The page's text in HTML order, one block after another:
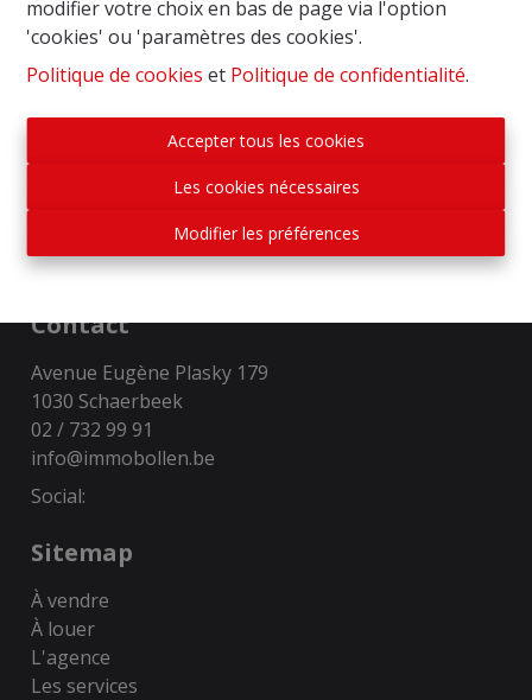
modifier votre choix en bas de page via l'option
'cookies' ou 'paramètres des cookies'.
Politique de cookies et Politique de confidentialité.
Accepter tous les cookies
Les cookies nécessaires
Modifier les préférences
Autorité de surveillance:
Institut professionnel des courtiers immobiliers,
Luxemburgstraat 16B 1000 Bruxelles. Sous
les devoirs de l\'agent immobilier
Privacy statement-Disclaimer
Contact
Avenue Eugène Plasky 179
1030 Schaerbeek
02 / 732 99 91
info@immobollen.be
Social:
Sitemap
À vendre
À louer
L'agence
Les services